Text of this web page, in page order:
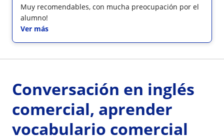
Muy recomendables, con mucha preocupación por el
alumno!
Ver más
Conversación en inglés
comercial, aprender
vocabulario comercial